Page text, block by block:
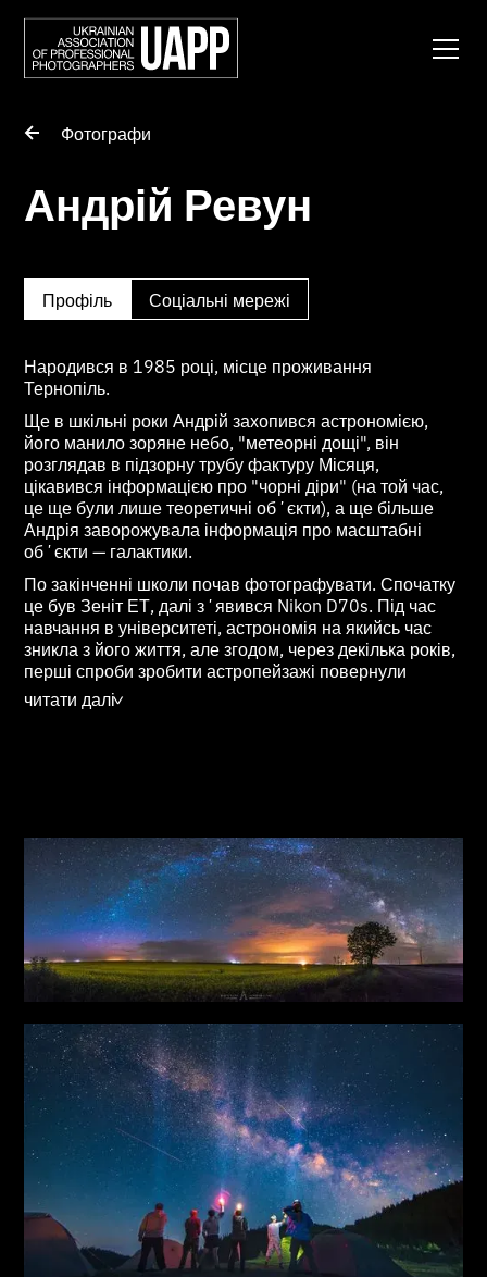
Фотографи
Андрій Ревун
Профіль Соціальні мережі
Народився в 1985 році, місце проживання
Тернопіль.
Ще в шкільні роки Андрій захопився астрономією,
його манило зоряне небо, "метеорні дощі", він
розглядав в підзорну трубу фактуру Місяця,
цікавився інформацією про "чорні діри" (на той час,
це ще були лише теоретичні обʼєкти), а ще більше
Андрія заворожувала інформація про масштабні
обʼєкти — галактики.
По закінченні школи почав фотографувати. Спочатку
це був Зеніт ЕТ, далі зʼявився Nikon D70s. Під час
навчання в університеті, астрономія на якийсь час
зникла з його життя, але згодом, через декілька років,
перші спроби зробити астропейзажі повернули
цікавість до астрономії.
Своїми роботами, та діяльністю, намагається
популяризувати цей досить непростий, але дуже
цікавий жанр фотографії. Окрім того, є
популяризатором Астрономії як хоббі та науки,
оскільки майбутнє Людства неможливе без розвитку
космічних технологій та виходу людського виду за
межі планети Земля.
З початком повномасштабного вторгнення російських
військ в Україну вступив до лав ЗСУ (навесні 2022
року), де й знаходиться на даний момент.
читати далі>